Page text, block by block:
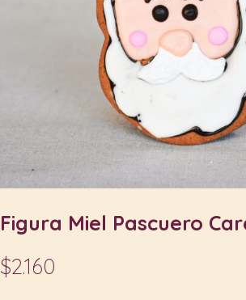
Figura Miel Pascuero
$2.160